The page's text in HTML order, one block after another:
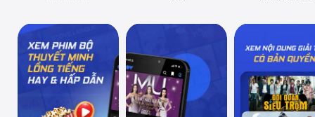
iPad
Mac
Vision